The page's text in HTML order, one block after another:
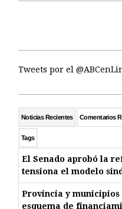
Tweets por el
Noticias Recientes Comentarios
Tags
El Senado aprobó la
tensiona el modelo
Provincia y municipios
esquema de